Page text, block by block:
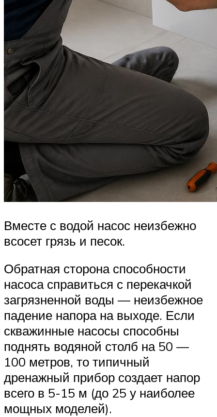
Вместе с водой насос неизбежно
всосет грязь и песок.
Обратная сторона способности
насоса справиться с перекачкой
загрязненной воды — неизбежное
падение напора на выходе. Если
скважинные насосы способны
поднять водяной столб на 50 —
100 метров, то типичный
дренажный прибор создает напор
всего в 5-15 м (до 25 у наиболее
мощных моделей).